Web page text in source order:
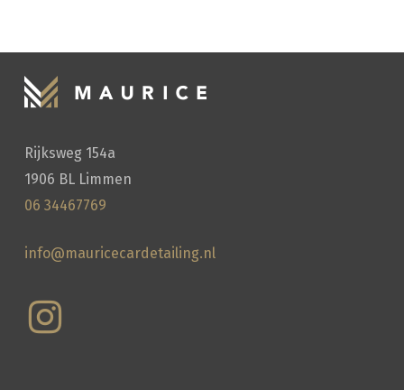
Rijksweg 154a
1906 BL Limmen
06 34467769
info@mauricecardetailing.nl